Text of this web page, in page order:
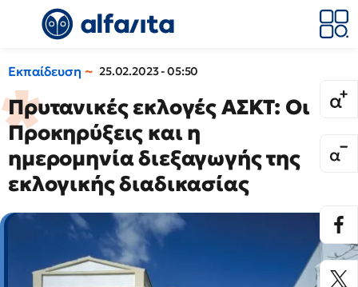
Εκπαίδευση 25.02.2023 - 05:50
Πρυτανικές εκλογές ΑΣΚΤ: Οι
Προκηρύξεις και η
ημερομηνία διεξαγωγής της
εκλογικής διαδικασίας